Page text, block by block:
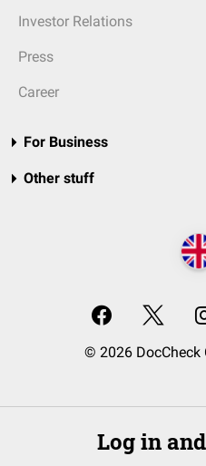
Investor Relations
Press
Career
For Business
Other stuff
© 2026 DocCheck
Log in